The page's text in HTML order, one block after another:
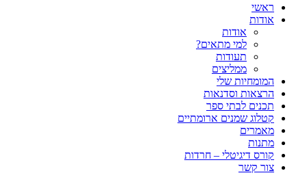
ראשי
אודות
אודות
למי מתאים?
תעודות
ממליצים
המומחיות שלי
הרצאות וסדנאות
תכנים לבתי ספר
קטלוג שמנים ארומתיים
מאמרים
מתנות
קורס דיגיטלי – חרדות
צור קשר